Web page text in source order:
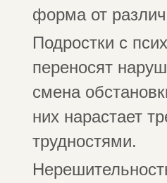
форма от
Подростки с
переносят
смена
них нарастает
трудностями.